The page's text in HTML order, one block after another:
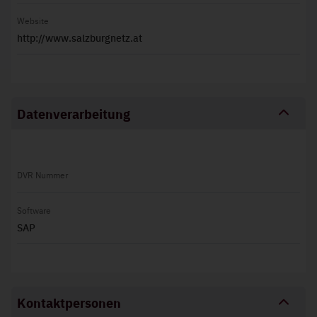
Website
http://www.salzburgnetz.at
Datenverarbeitung
DVR Nummer
Software
SAP
Kontaktpersonen